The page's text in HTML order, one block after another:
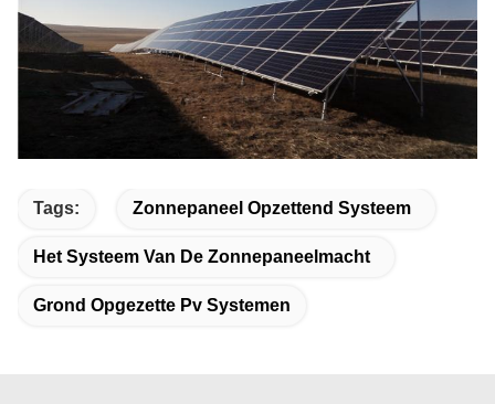
Tags: Zonnepaneel Opzettend Systeem
Het Systeem Van De Zonnepaneelmacht
Grond Opgezette Pv Systemen